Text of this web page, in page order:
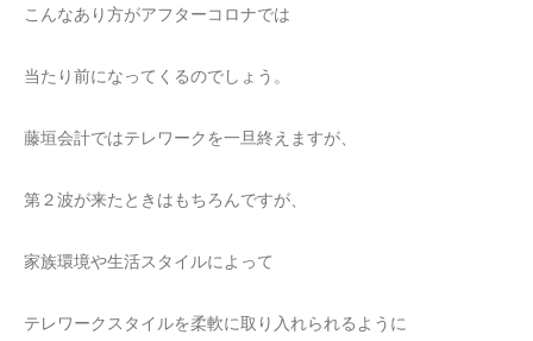
こんなあり方がアフターコロナでは
当たり前になってくるのでしょう。
藤垣会計ではテレワークを一旦終えますが、
第２波が来たときはもちろんですが、
家族環境や生活スタイルによって
テレワークスタイルを柔軟に取り入れられるように